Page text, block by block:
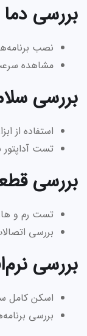
بررسی
نصب
مشاهده
بررسی
استفاده از
تست آداپتور
بررسی
تست رم و
بررسی
بررسی
اسکن کامل
بررسی